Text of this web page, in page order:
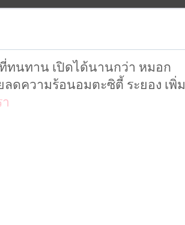
ทนทาน เปิดได้นานกว่า หมอก
ดความร้อนอมตะซิตี้ ระยอง เพิ่ม